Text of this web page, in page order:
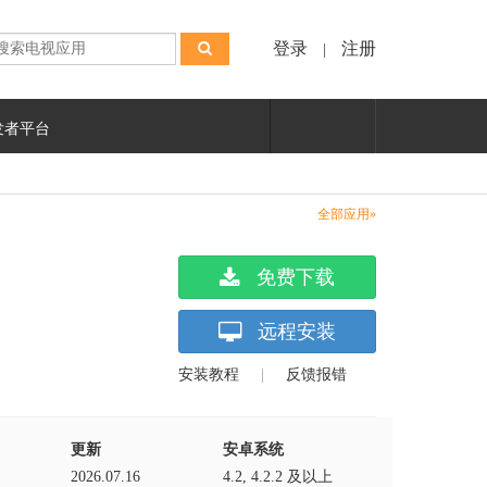
登录 注册
者平台
全部应用»
免费下载
远程安装
安装教程 反馈报错
更新
2026.07.16
安卓系统
4.2, 4.2.2 及以上